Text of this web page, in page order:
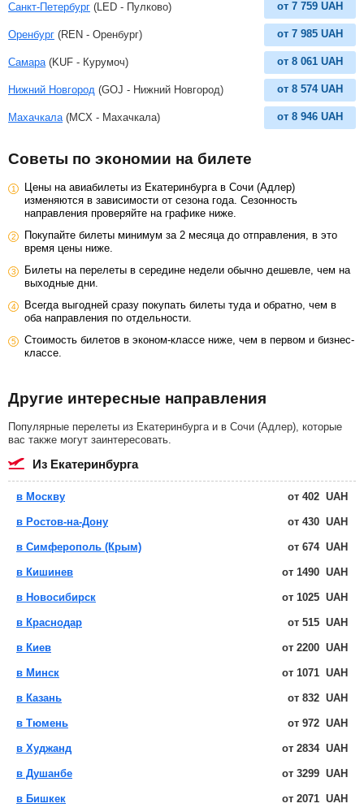
Санкт-Петербург (LED - Пулково) от 7 759 UAH
Оренбург (REN - Оренбург) от 7 985 UAH
Самара (KUF - Курумоч) от 8 061 UAH
Нижний Новгород (GOJ - Нижний Новгород) от 8 574 UAH
Махачкала (MCX - Махачкала) от 8 946 UAH
Советы по экономии на билете
Цены на авиабилеты из Екатеринбурга в Сочи (Адлер)
изменяются в зависимости от сезона года. Сезонность
направления проверяйте на графике ниже.
Покупайте билеты минимум за 2 месяца до отправления, в это
время цены ниже.
Билеты на перелеты в середине недели обычно дешевле, чем на
выходные дни.
Всегда выгодней сразу покупать билеты туда и обратно, чем в
оба направления по отдельности.
Стоимость билетов в эконом-классе ниже, чем в первом и бизнес-
классе.
Другие интересные направления
Популярные перелеты из Екатеринбурга и в Сочи (Адлер), которые
вас также могут заинтересовать.
из Екатеринбурга
в Москву от 402 UAH
в Ростов-на-Дону от 430 UAH
в Симферополь (Крым) от 674 UAH
в Кишинев от 1490 UAH
в Новосибирск от 1025 UAH
в Краснодар от 515 UAH
в Киев от 2200 UAH
в Минск от 1071 UAH
в Казань от 832 UAH
в Тюмень от 972 UAH
в Худжанд от 2834 UAH
в Душанбе от 3299 UAH
в Бишкек от 2071 UAH